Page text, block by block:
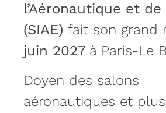
l’Aéronautique et de
(SIAE) fait son grand
juin 2027 à Paris-Le
Doyen des salons
aéronautiques et